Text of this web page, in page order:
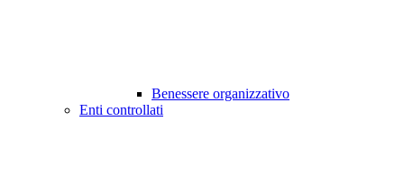
Benessere organizzativo
Enti controllati